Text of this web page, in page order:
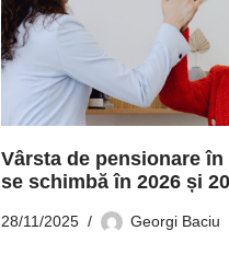
Vârsta de pensionare în
se schimbă în 2026 și
28/11/2025 Georgi Baciu